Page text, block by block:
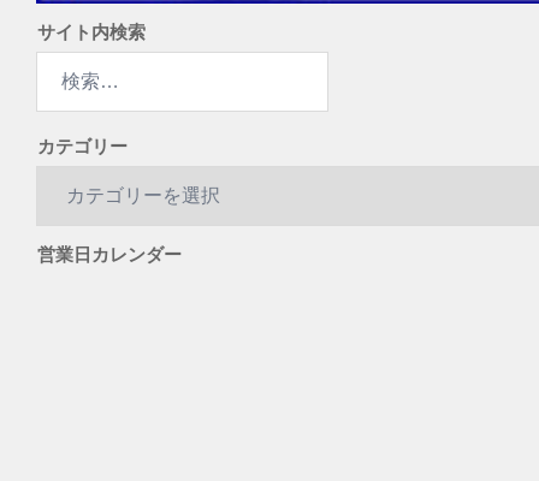
サイト内検索
カテゴリー
リ
営業日カレンダー